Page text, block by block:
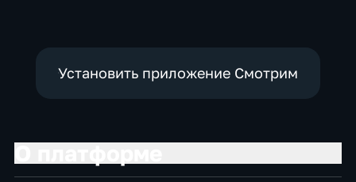
Установить приложение Смотрим